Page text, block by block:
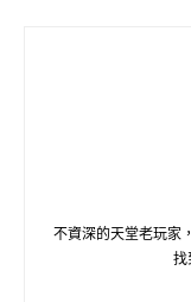
不資深的天堂老玩家
找